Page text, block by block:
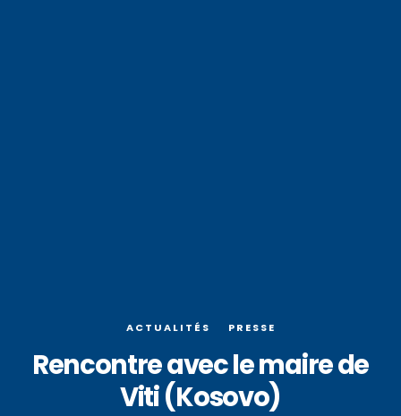
ACTUALITÉS PRESSE
Rencontre avec le maire de
Viti (Kosovo)